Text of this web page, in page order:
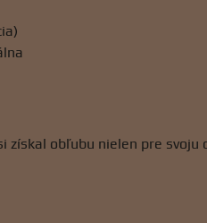
obľubu nielen pre svoju